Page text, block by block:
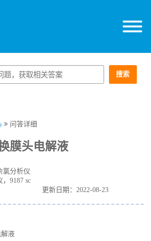
搜索
问答详细
膜头电解液
氯分析仪
，9187 sc
更新日期：2022-08-23
液